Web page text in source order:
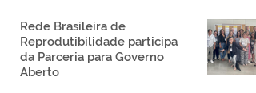
Rede Brasileira de
Reprodutibilidade participa
da Parceria para Governo
Aberto